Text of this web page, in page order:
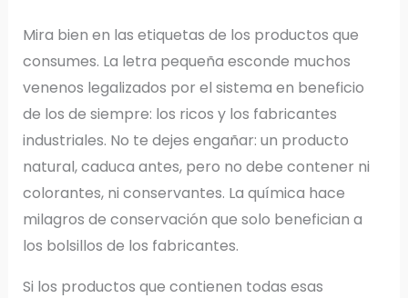
Mira bien en las etiquetas de los productos que
consumes. La letra pequeña esconde muchos
venenos legalizados por el sistema en beneficio
de los de siempre: los ricos y los fabricantes
industriales. No te dejes engañar: un producto
natural, caduca antes, pero no debe contener ni
colorantes, ni conservantes. La química hace
milagros de conservación que solo benefician a
los bolsillos de los fabricantes.
Si los productos que contienen todas esas